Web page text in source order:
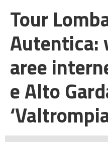
Tour
Autentica:
aree
e Alto